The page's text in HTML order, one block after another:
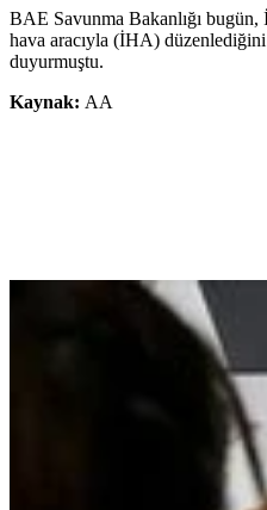
BAE Savunma Bakanlığı bugün,
hava aracıyla (İHA) düzenlediğini
duyurmuştu.
Kaynak: AA